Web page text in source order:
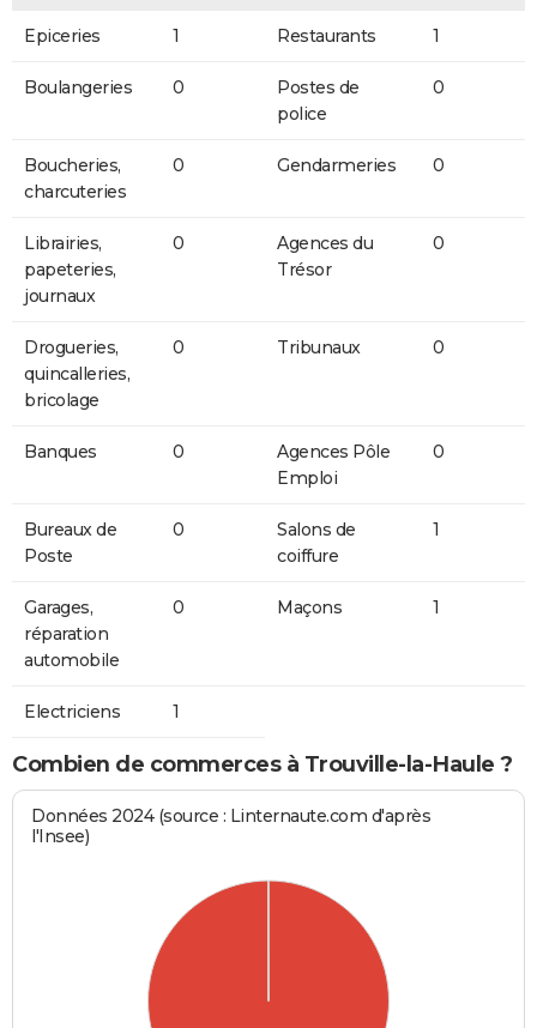
Epiceries 1 Restaurants 1
Boulangeries 0
Postes de
police
0
Boucheries,
charcuteries
0 Gendarmeries 0
Librairies,
papeteries,
journaux
0
Agences du
Trésor
0
Drogueries,
quincalleries,
bricolage
0 Tribunaux 0
Banques 0
Agences Pôle
Emploi
0
Bureaux de
Poste
0
Salons de
coiffure
1
Garages,
réparation
automobile
0 Maçons 1
Electriciens 1
Combien de commerces à Trouville-la-Haule ?
Données 2024 (source : Linternaute.com d'après
l'Insee)